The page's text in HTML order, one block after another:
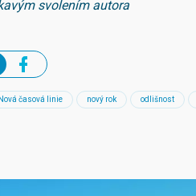
svolením autora
Nová časová linie nový rok odlišnost